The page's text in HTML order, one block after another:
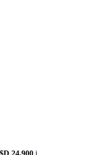
24.900 i